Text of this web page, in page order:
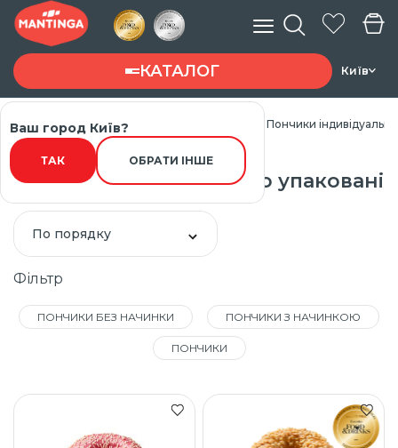
Введите запрос ...
КАТАЛОГ Київ
Ваш город Київ?
ТАК ОБРАТИ ІНШЕ
Головна Каталог товарів Пончики
Пончики індивідуально упаковані
По порядку
Фільтр
ПОНЧИКИ БЕЗ НАЧИНКИ ПОНЧИКИ З НАЧИНКОЮ
ПОНЧИКИ